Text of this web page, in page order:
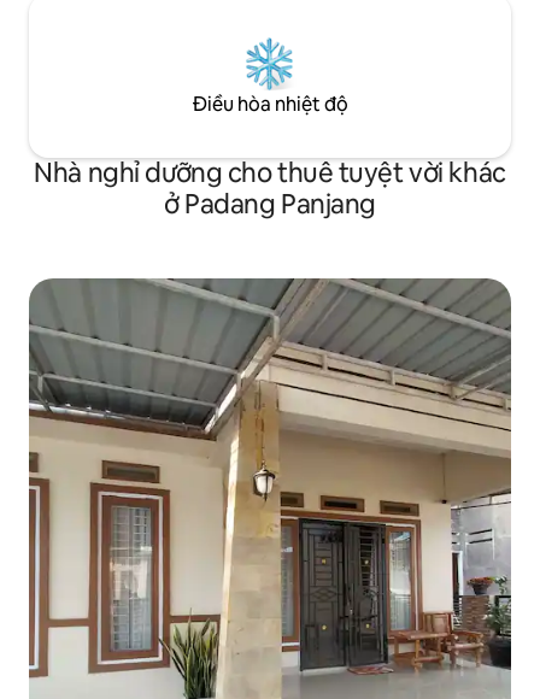
Điều hòa nhiệt độ
Nhà nghỉ dưỡng cho thuê tuyệt vời khác
ở Padang Panjang